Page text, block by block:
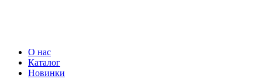
О нас
Каталог
Новинки